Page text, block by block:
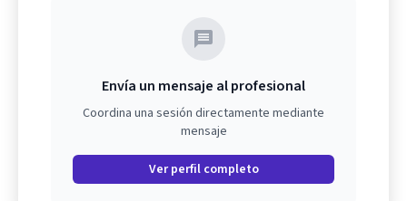
Envía un mensaje al profesional
Coordina una sesión directamente mediante
mensaje
Ver perfil completo